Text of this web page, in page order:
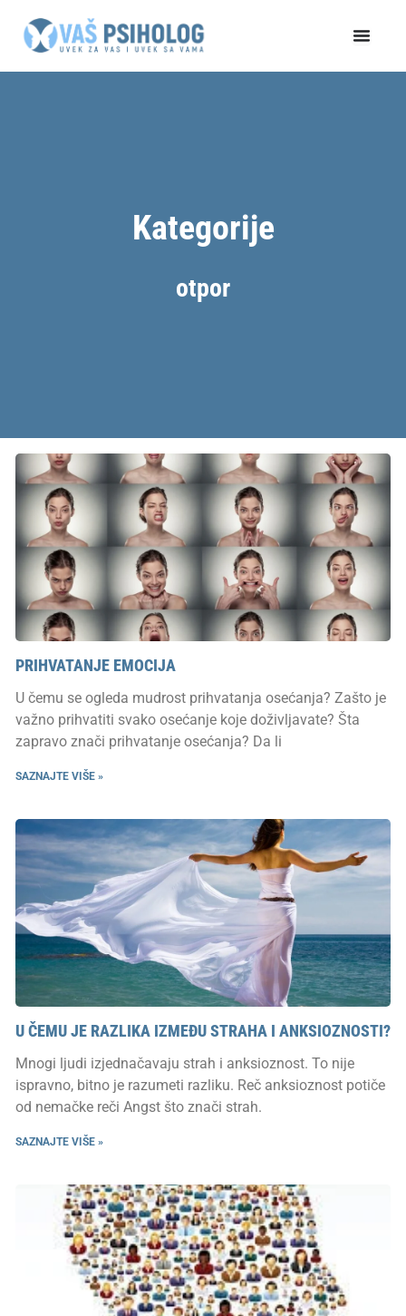
Kategorije
otpor
PRIHVATANJE EMOCIJA
U čemu se ogleda mudrost prihvatanja osećanja? Zašto je
važno prihvatiti svako osećanje koje doživljavate? Šta
zapravo znači prihvatanje osećanja? Da li
SAZNAJTE VIŠE »
U ČEMU JE RAZLIKA IZMEĐU STRAHA I ANKSIOZNOSTI?
Mnogi ljudi izjednačavaju strah i anksioznost. To nije
ispravno, bitno je razumeti razliku. Reč anksioznost potiče
od nemačke reči Angst što znači strah.
SAZNAJTE VIŠE »